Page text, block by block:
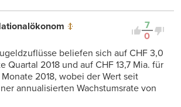
7
0
beliefen sich auf CHF 3,0
Quartal 2018 und auf CHF 13,7 Mia. für
2018, wobei der Wert seit
annualisierten Wachstumsrate von